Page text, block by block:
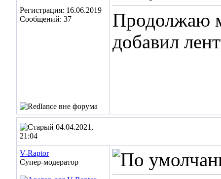
Регистрация: 16.06.2019
Сообщений: 37
Продолжаю
добавил
04.04.2021,
21:04
V-Raptor
Супер-модератор